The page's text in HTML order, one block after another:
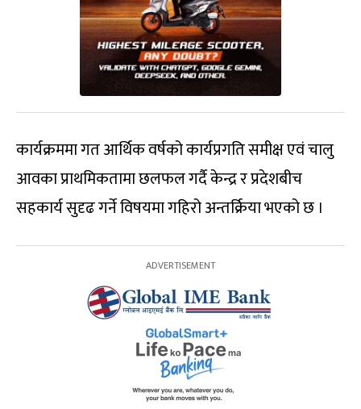
कार्यक्रममा गत आर्थिक वर्षको कार्यप्रगति समीक्ष एवं चालु
आवका प्राथमिकतामा छलफल गर्दै केन्द्र र प्रदेशबीच
सहकार्य सुदृढ गर्ने विषयमा गहिरो अन्तर्क्रिया भएको छ ।